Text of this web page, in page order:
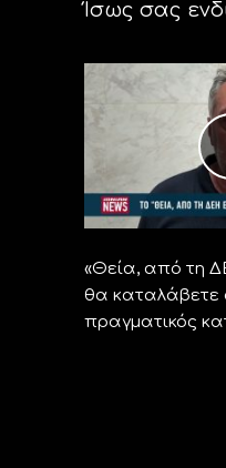
Ίσως σας
«Θεία, από τη
θα καταλάβετε
πραγματικός